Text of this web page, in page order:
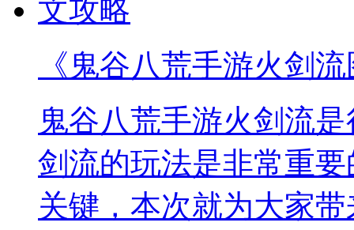
《鬼谷八荒手游火剑
鬼谷八荒手游火剑流
剑流的玩法是非常重
关键，本次就为大家